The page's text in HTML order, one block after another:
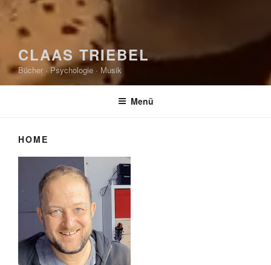
CLAAS TRIEBEL
Bücher · Psychologie · Musik
Menü
HOME